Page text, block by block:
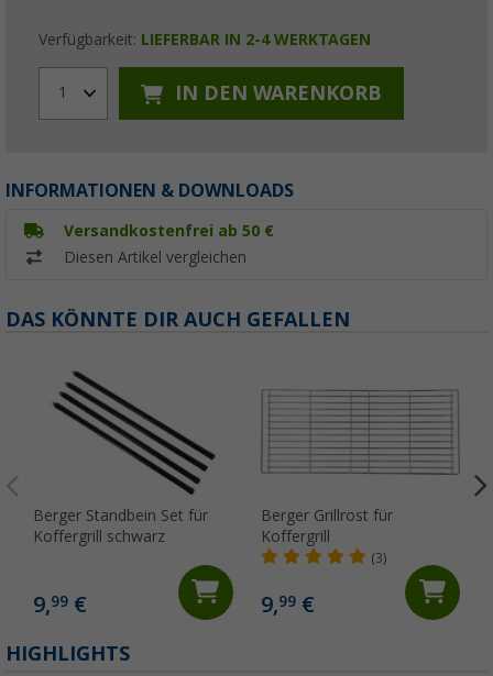
Verfügbarkeit: LIEFERBAR IN 2-4 WERKTAGEN
1 IN DEN WARENKORB
INFORMATIONEN & DOWNLOADS
Versandkostenfrei ab 50 €
Diesen Artikel vergleichen
DAS KÖNNTE DIR AUCH GEFALLEN
Berger Standbein Set für
Koffergrill schwarz
9,99 €
Berger Grillrost für
Koffergrill
(3)
9,99€
HIGHLIGHTS